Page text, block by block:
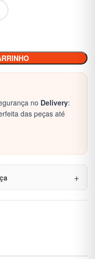
no Delivery:
das peças até